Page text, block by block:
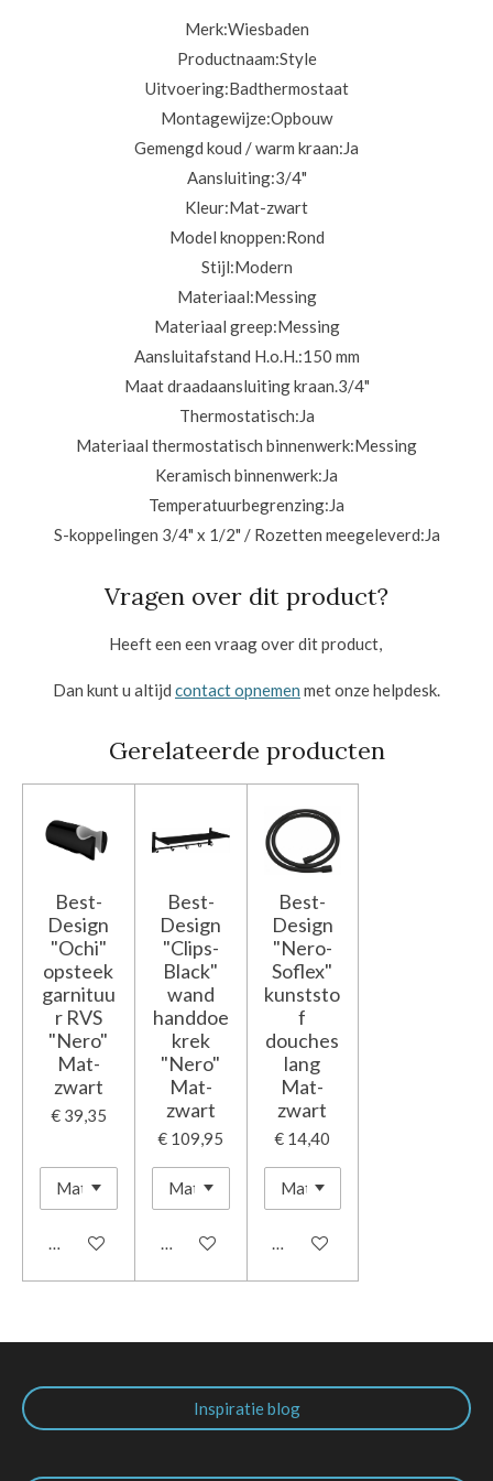
Merk:Wiesbaden
Productnaam:Style
Uitvoering:Badthermostaat
Montagewijze:Opbouw
Gemengd koud / warm kraan:Ja
Aansluiting:3/4"
Kleur:Mat-zwart
Model knoppen:Rond
Stijl:Modern
Materiaal:Messing
Materiaal greep:Messing
Aansluitafstand H.o.H.:150 mm
Maat draadaansluiting kraan.3/4"
Thermostatisch:Ja
Materiaal thermostatisch binnenwerk:Messing
Keramisch binnenwerk:Ja
Temperatuurbegrenzing:Ja
S-koppelingen 3/4" x 1/2" / Rozetten meegeleverd:Ja
Vragen over dit product?
Heeft een een vraag over dit product,
Dan kunt u altijd contact opnemen met onze helpdesk.
Gerelateerde producten
Best-
Design
"Ochi"
opsteek
garnituu
r RVS
"Nero"
Mat-
zwart
€ 39,35
In winkelwagen
Best-
Design
"Clips-
Black"
wand
handdoe
krek
"Nero"
Mat-
zwart
€ 109,95
In winkelwagen
Best-
Design
"Nero-
Soflex"
kunststo
f
douches
lang
Mat-
zwart
€ 14,40
In winkelwagen
Inspiratie blog